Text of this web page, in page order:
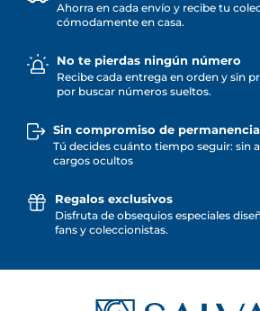
Ahorra en cada envío y recibe tu
cómodamente en casa.
No te pierdas ningún número
Recibe cada entrega en orden y sin
por buscar números sueltos.
Sin compromiso de permanencia
Tú decides cuánto tiempo seguir: sin
cargos ocultos
Regalos exclusivos
Disfruta de obsequios especiales
fans y coleccionistas.